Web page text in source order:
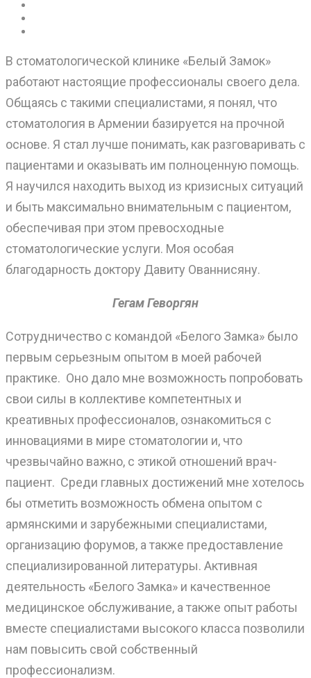
В стоматологической клинике «Белый Замок»
работают настоящие профессионалы своего дела.
Общаясь с такими специалистами, я понял, что
стоматология в Армении базируется на прочной
основе. Я стал лучше понимать, как разговаривать с
пациентами и оказывать им полноценную помощь.
Я научился находить выход из кризисных ситуаций
и быть максимально внимательным с пациентом,
обеспечивая при этом превосходные
стоматологические услуги. Моя особая
благодарность доктору Давиту Ованнисяну.
Гегам Геворгян
Сотрудничество с командой «Белого Замка» было
первым серьезным опытом в моей рабочей
практике. Оно дало мне возможность попробовать
свои силы в коллективе компетентных и
креативных профессионалов, ознакомиться с
инновациями в мире стоматологии и, что
чрезвычайно важно, с этикой отношений врач-
пациент. Среди главных достижений мне хотелось
бы отметить возможность обмена опытом с
армянскими и зарубежными специалистами,
организацию форумов, а также предоставление
специализированной литературы. Активная
деятельность «Белого Замка» и качественное
медицинское обслуживание, а также опыт работы
вместе специалистами высокого класса позволили
нам повысить свой собственный
профессионализм.